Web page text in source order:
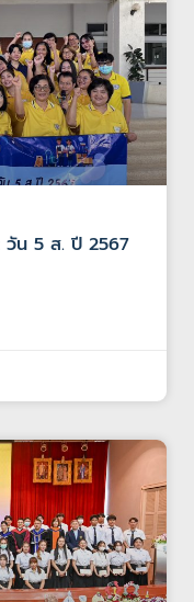
วัน 5 ส. ปี 2567